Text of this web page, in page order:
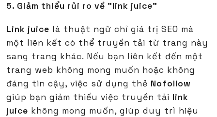
5. Giảm thiểu rủi ro về "link juice"
Link juice là thuật ngữ chỉ giá trị SEO mà
một liên kết có thể truyền tải từ trang này
sang trang khác. Nếu bạn liên kết đến một
trang web không mong muốn hoặc không
đáng tin cậy, việc sử dụng thẻ Nofollow
giúp bạn giảm thiểu việc truyền tải link
juice không mong muốn, giúp duy trì hiệu